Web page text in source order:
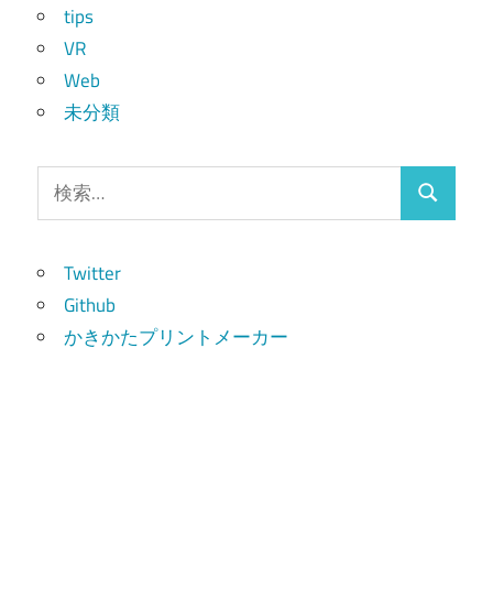
tips
VR
Web
未分類
索:
検
Twitter
Github
かきかたプリントメーカー